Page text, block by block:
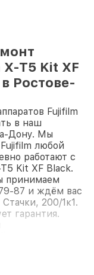
T5 Kit XF
Ростове-
Fujifilm
в наш
Дону. Мы
любой
работают с
Kit XF Black.
принимаем
87 и ждём вас
200/1к1.
гарантия.